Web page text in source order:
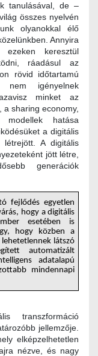
tanulásával, de –
összes nyelvén
olyanokkal élő
Annyira
ezeken keresztül
ráadásul az
rövid időtartamú
nem igényelnek
minket az
sharing economy,
modellek hatása
a digitális
A digitális
jött létre,
generációk
fejlődés egyetlen
hogy a digitális
esetében is
hogy közben a
látszó
automatizált
adatalapú
mindennapi
transzformáció
jellemzője.
elképzelhetetlen
nézve, és nagy